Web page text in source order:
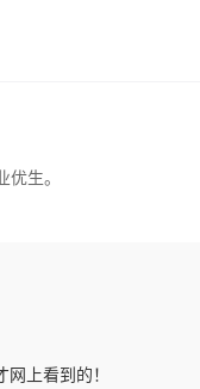
生。
上看到的！